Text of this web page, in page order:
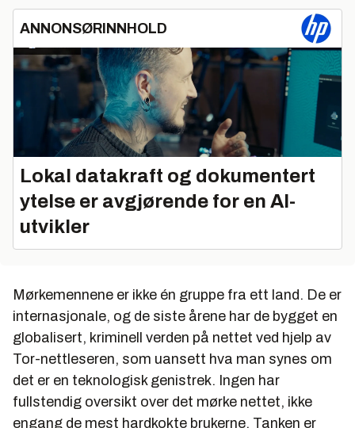
ANNONSØRINNHOLD
Lokal datakraft og dokumentert
ytelse er avgjørende for en AI-
utvikler
Mørkemennene er ikke én gruppe fra ett land. De er
internasjonale, og de siste årene har de bygget en
globalisert, kriminell verden på nettet ved hjelp av
Tor-nettleseren, som uansett hva man synes om
det er en teknologisk genistrek. Ingen har
fullstendig oversikt over det mørke nettet, ikke
engang de mest hardkokte brukerne. Tanken er